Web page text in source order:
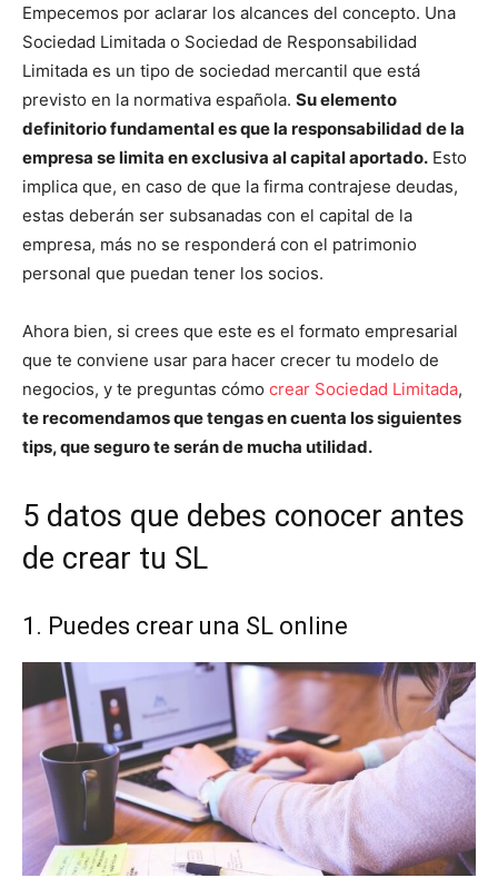
Empecemos por aclarar los alcances del concepto. Una
Sociedad Limitada o Sociedad de Responsabilidad
Limitada es un tipo de sociedad mercantil que está
previsto en la normativa española. Su elemento
definitorio fundamental es que la responsabilidad de la
empresa se limita en exclusiva al capital aportado. Esto
implica que, en caso de que la firma contrajese deudas,
estas deberán ser subsanadas con el capital de la
empresa, más no se responderá con el patrimonio
personal que puedan tener los socios.
Ahora bien, si crees que este es el formato empresarial
que te conviene usar para hacer crecer tu modelo de
negocios, y te preguntas cómo crear Sociedad Limitada,
te recomendamos que tengas en cuenta los siguientes
tips, que seguro te serán de mucha utilidad.
5 datos que debes conocer antes
de crear tu SL
1. Puedes crear una SL online